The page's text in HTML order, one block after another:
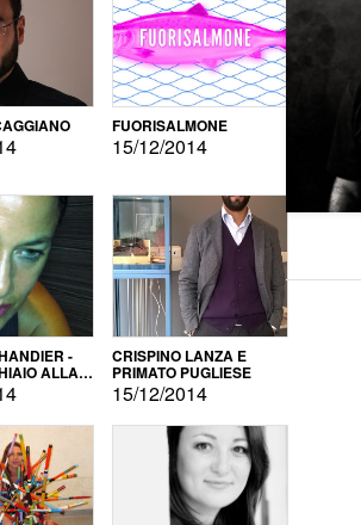
FUORISALMONE
15/12/2014
-
ALLA
CRISPINO LANZA E
PRIMATO PUGLIESE
15/12/2014